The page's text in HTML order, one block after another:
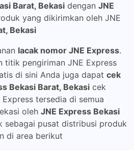
Barat, Bekasi dengan JNE
yang dikirimkan oleh JNE
Bekasi
lacak nomor JNE Express.
titik pengiriman JNE Express
di sini Anda juga dapat cek
Bekasi Barat, Bekasi cek
tersedia di semua
oleh JNE Express Bekasi
sebagai pusat distribusi produk
di area berikut